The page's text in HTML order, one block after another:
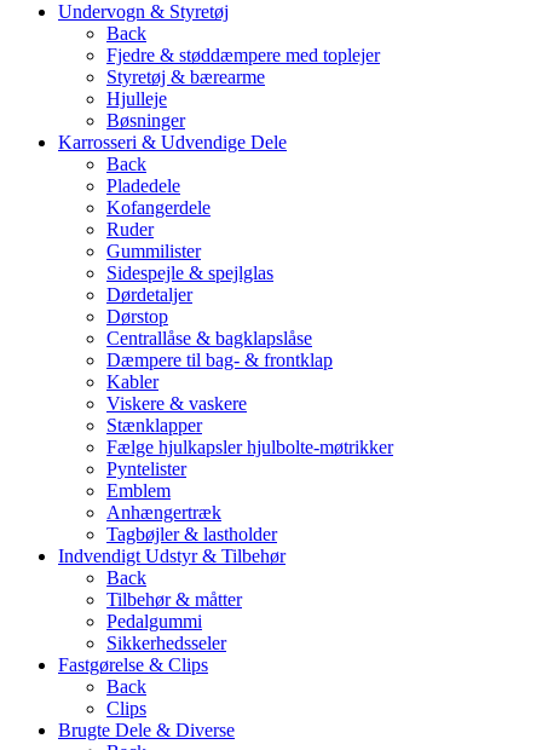
Undervogn & Styretøj
Back
Fjedre & støddæmpere med toplejer
Styretøj & bærearme
Hjulleje
Bøsninger
Karrosseri & Udvendige Dele
Back
Pladedele
Kofangerdele
Ruder
Gummilister
Sidespejle & spejlglas
Dørdetaljer
Dørstop
Centrallåse & bagklapslåse
Dæmpere til bag- & frontklap
Kabler
Viskere & vaskere
Stænklapper
Fælge hjulkapsler hjulbolte-møtrikker
Pyntelister
Emblem
Anhængertræk
Tagbøjler & lastholder
Indvendigt Udstyr & Tilbehør
Back
Tilbehør & måtter
Pedalgummi
Sikkerhedsseler
Fastgørelse & Clips
Back
Clips
Brugte Dele & Diverse